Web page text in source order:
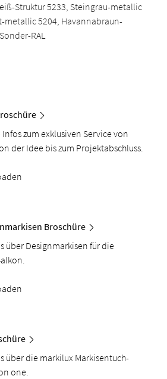
Struktur 5233, Steingrau-metallic
metallic 5204, Havannabraun-
RAL
zum exklusiven Service von
der Idee bis zum Projektabschluss.
Broschüre
über Designmarkisen für die
über die markilux Markisentuch-
one.